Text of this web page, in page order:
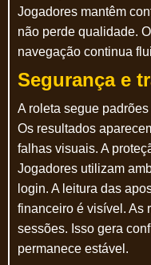
Jogadores mantêm
não perde qualidade.
navegação continua
Segurança e
A roleta segue
Os resultados
falhas visuais. A
Jogadores utilizam
login. A leitura das
financeiro é visível. As
sessões. Isso gera
permanece estável.